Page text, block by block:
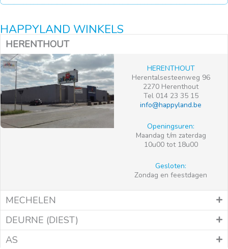
HAPPYLAND WINKELS
HERENTHOUT
HERENTHOUT
Herentalsesteenweg 96
2270 Herenthout
Tel 014 23 35 15
info@happyland.be
Openingsuren:
Maandag t/m zaterdag
10u00 tot 18u00
Gesloten:
Zondag en feestdagen
MECHELEN
DEURNE (DIEST)
AS